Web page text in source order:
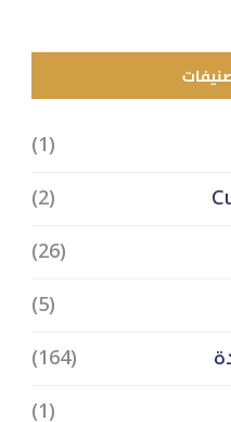
(1)
(2)
(26)
(5)
(164)
(1)